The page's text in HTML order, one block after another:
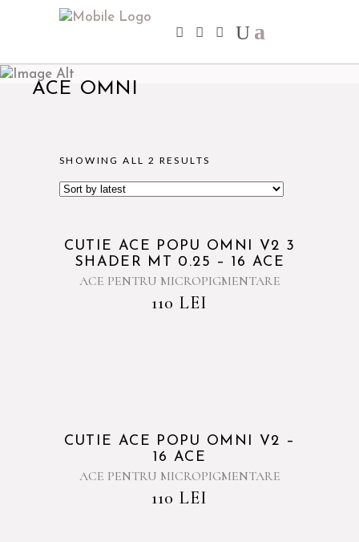
ACE OMNI
SHOWING ALL 2 RESULTS
CUTIE ACE POPU OMNI V2 3
SHADER MT 0.25 – 16 ACE
ACE PENTRU MICROPIGMENTARE
110 LEI
CUTIE ACE POPU OMNI V2 –
16 ACE
ACE PENTRU MICROPIGMENTARE
110 LEI